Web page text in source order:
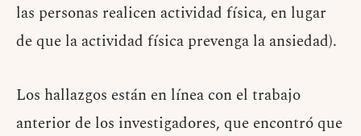
las personas realicen actividad física, en lugar
de que la actividad física prevenga la ansiedad).
Los hallazgos están en línea con el trabajo
anterior de los investigadores, que encontró que